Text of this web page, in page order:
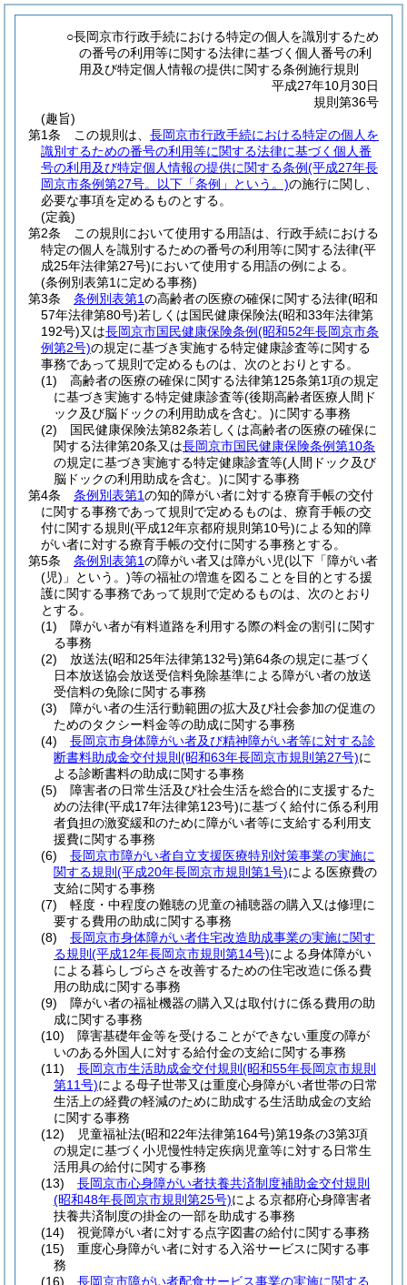
○長岡京市行政手続における特定の個人を識別するため
の番号の利用等に関する法律に基づく個人番号の利
用及び特定個人情報の提供に関する条例施行規則
平成27年10月30日
規則第36号
(趣旨)
第1条
この規則は、 長岡京市行政手続における特定の個人を
識別するための番号の利用等に関する法律に基づく個人番
号の利用及び特定個人情報の提供に関する条例(平成27年長
岡京市条例第27号。以下「条例」という。)の施行に関し、
必要な事項を定めるものとする。
(定義)
第2条
この規則において使用する用語は、行政手続における
特定の個人を識別するための番号の利用等に関する法律(平
成25年法律第27号)において使用する用語の例による。
(条例別表第1に定める事務)
第3条
条例別表第1の高齢者の医療の確保に関する法律(昭和
57年法律第80号)若しくは国民健康保険法(昭和33年法律第
192号)又は長岡京市国民健康保険条例(昭和52年長岡京市条
例第2号)の規定に基づき実施する特定健康診査等に関する
事務であって規則で定めるものは、次のとおりとする。
(1)
高齢者の医療の確保に関する法律第125条第1項の規定
に基づき実施する特定健康診査等(後期高齢者医療人間ド
ック及び脳ドックの利用助成を含む。)に関する事務
(2)
国民健康保険法第82条若しくは高齢者の医療の確保に
関する法律第20条又は長岡京市国民健康保険条例第10条
の規定に基づき実施する特定健康診査等(人間ドック及び
脳ドックの利用助成を含む。)に関する事務
第4条
条例別表第1の知的障がい者に対する療育手帳の交付
に関する事務であって規則で定めるものは、療育手帳の交
付に関する規則 (平成12年京都府規則第10号)による知的障
がい者に対する療育手帳の交付に関する事務とする。
第5条
条例別表第1の障がい者又は障がい児(以下「障がい者
(児) 」という。)等の福祉の増進を図ることを目的とする援
護に関する事務であって規則で定めるものは、次のとおり
とする。
(1)
障がい者が有料道路を利用する際の料金の割引に関す
る事務
(2)
放送法(昭和25年法律第132号)第64条の規定に基づく
日本放送協会放送受信料免除基準による障がい者の放送
受信料の免除に関する事務
(3)
障がい者の生活行動範囲の拡大及び社会参加の促進の
ためのタクシー料金等の助成に関する事務
(4)
長岡京市身体障がい者及び精神障がい者等に対する診
断書料助成金交付規則 (昭和63年長岡京市規則第27号)に
よる診断書料の助成に関する事務
(5)
障害者の日常生活及び社会生活を総合的に支援するた
めの法律(平成17年法律第123号)に基づく給付に係る利用
者負担の激変緩和のために障がい者等に支給する利用支
援費に関する事務
(6)
長岡京市障がい者自立支援医療特別対策事業の実施に
関する規則 (平成20年長岡京市規則第1号)による医療費の
支給に関する事務
(7)
軽度・中程度の難聴の児童の補聴器の購入又は修理に
要する費用の助成に関する事務
(8)
長岡京市身体障がい者住宅改造助成事業の実施に関す
る規則 (平成12年長岡京市規則第14号)による身体障がい
による暮らしづらさを改善するための住宅改造に係る費
用の助成に関する事務
(9)
障がい者の福祉機器の購入又は取付けに係る費用の助
成に関する事務
(10)
障害基礎年金等を受けることができない重度の障が
いのある外国人に対する給付金の支給に関する事務
(11)
長岡京市生活助成金交付規則 (昭和55年長岡京市規則
第11号)による母子世帯又は重度心身障がい者世帯の日常
生活上の経費の軽減のために助成する生活助成金の支給
に関する事務
(12)
児童福祉法(昭和22年法律第164号)第19条の3第3項
の規定に基づく小児慢性特定疾病児童等に対する日常生
活用具の給付に関する事務
(13)
長岡京市心身障がい者扶養共済制度補助金交付規則
(昭和48年長岡京市規則第25号)による京都府心身障害者
扶養共済制度の掛金の一部を助成する事務
(14)
視覚障がい者に対する点字図書の給付に関する事務
(15)
重度心身障がい者に対する入浴サービスに関する事
務
(16)
長岡京市障がい者配食サービス事業の実施に関する